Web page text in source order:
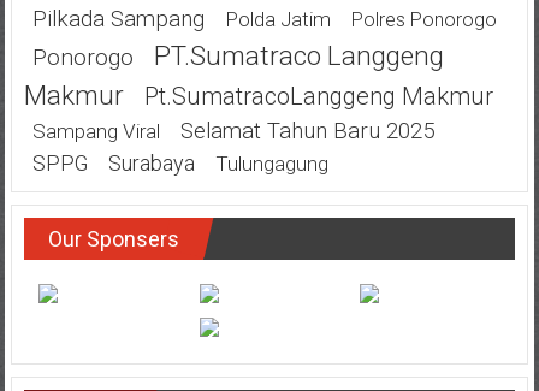
Pilkada Sampang Polda Jatim Polres Ponorogo
Ponorogo
PT.Sumatraco Langgeng
Makmur
Pt.SumatracoLanggeng Makmur
Sampang Viral Selamat Tahun Baru 2025
SPPG Surabaya Tulungagung
Our Sponsers